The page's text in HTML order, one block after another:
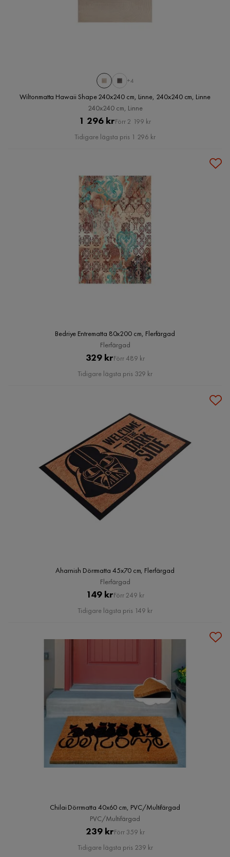
+4
Wiltonmatta Hawaii Shape 240x240 cm, Linne, 240x240 cm, Linne
240x240 cm, Linne
Pris
1 296 krOriginal
Pris
Förr 2 199 kr
Tidigare lägsta pris 1 296 kr
Bedriye Entrematta 80x200 cm, Flerfärgad
Flerfärgad
Pris
329 krOriginal
Pris
Förr 489 kr
Tidigare lägsta pris 329 kr
Aharnish Dörrmatta 45x70 cm, Flerfärgad
Flerfärgad
Pris
149 krOriginal
Pris
Förr 249 kr
Tidigare lägsta pris 149 kr
Chilai Dörrmatta 40x60 cm, PVC/Multifärgad
PVC/Multifärgad
Pris
239 krOriginal
Pris
Förr 359 kr
Tidigare lägsta pris 239 kr